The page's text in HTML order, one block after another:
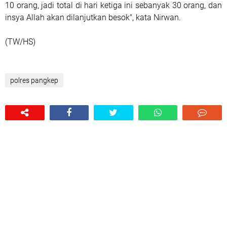
10 orang, jadi total di hari ketiga ini sebanyak 30 orang, dan
insya Allah akan dilanjutkan besok", kata Nirwan.
(TW/HS)
polres pangkep